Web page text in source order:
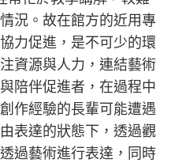
況。故在館方的近用專
力促進，是不可少的環
資源與人力，連結藝術
陪伴促進者，在過程中
作經驗的長輩可能遭遇
表達的狀態下，透過觀
過藝術進行表達，同時